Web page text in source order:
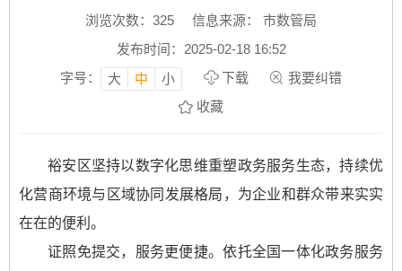
浏览次数： 325
信息来源： 市数管局
发布时间：2025-02-18 16:52
字号：
大 中 小 下载
我要纠错
收藏
裕安区坚持以数字化思维重塑政务服务生态，持续优
化营商环境与区域协同发展格局，为企业和群众带来实实
在在的便利。
证照免提交，服务更便捷。依托全国一体化政务服务